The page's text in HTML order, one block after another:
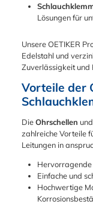
Lösungen für
Unsere OETIKER
Edelstahl und
Zuverlässigkeit und
Vorteile der
DieOhrschellen und
zahlreiche Vorteile
Leitungen in
Einfache und
Hochwertige